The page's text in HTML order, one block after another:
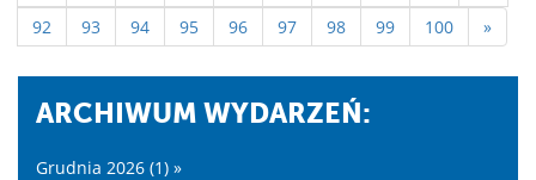
92
93 94 95 96 97 98 99 100 »
ARCHIWUM WYDARZEŃ:
Grudnia 2026 (1) »